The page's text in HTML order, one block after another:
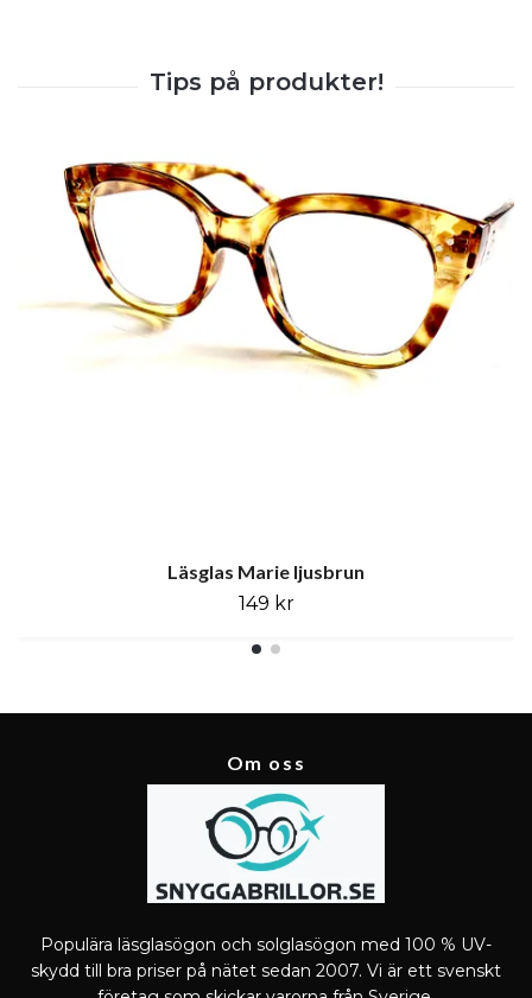
Läsglas Marie ljusbrun
149 kr
Om oss
Populära läsglasögon och solglasögon med 100 % UV-
skydd till bra priser på nätet sedan 2007. Vi är ett svenskt